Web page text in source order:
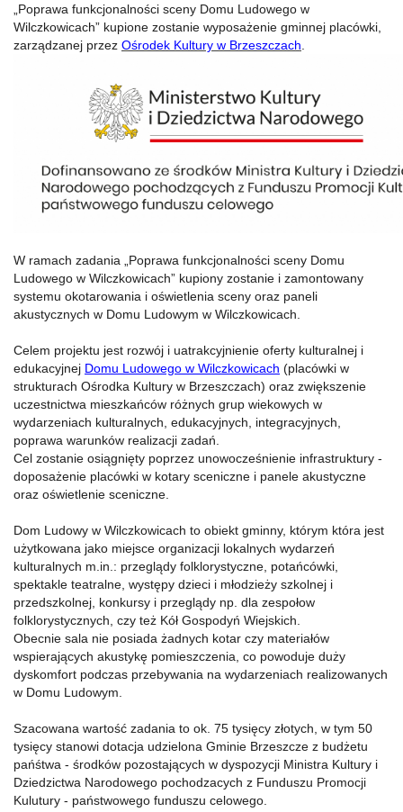
„Poprawa funkcjonalności sceny Domu Ludowego w
Wilczkowicach” kupione zostanie wyposażenie gminnej placówki,
zarządzanej przez Ośrodek Kultury w Brzeszczach
W ramach zadania „Poprawa funkcjonalności sceny Domu
Ludowego w Wilczkowicach” kupiony zostanie i zamontowany
systemu okotarowania i oświetlenia sceny oraz paneli
akustycznych w Domu Ludowym w Wilczkowicach.
Celem projektu jest rozwój i uatrakcyjnienie oferty kulturalnej i
edukacyjnej Domu Ludowego w Wilczkowicach (placówki w
strukturach Ośrodka Kultury w Brzeszczach) oraz zwiększenie
uczestnictwa mieszkańców różnych grup wiekowych w
wydarzeniach kulturalnych, edukacyjnych, integracyjnych,
poprawa warunków realizacji zadań.
Cel zostanie osiągnięty poprzez unowocześnienie infrastruktury -
doposażenie placówki w kotary sceniczne i panele akustyczne
oraz oświetlenie sceniczne.
Dom Ludowy w Wilczkowicach to obiekt gminny, którym która jest
użytkowana jako miejsce organizacji lokalnych wydarzeń
kulturalnych m.in.: przeglądy folklorystyczne, potańcówki,
spektakle teatralne, występy dzieci i młodzieży szkolnej i
przedszkolnej, konkursy i przeglądy np. dla zespołow
folklorystycznych, czy też Kół Gospodyń Wiejskich.
Obecnie sala nie posiada żadnych kotar czy materiałów
wspierających akustykę pomieszczenia, co powoduje duży
dyskomfort podczas przebywania na wydarzeniach realizowanych
w Domu Ludowym.
Szacowana wartość zadania to ok. 75 tysięcy złotych, w tym 50
tysięcy stanowi dotacja udzielona Gminie Brzeszcze z budżetu
pańśtwa - środków pozostających w dyspozycji Ministra Kultury i
Dziedzictwa Narodowego pochodzacych z Funduszu Promocji
Kulutury - państwowego funduszu celowego.